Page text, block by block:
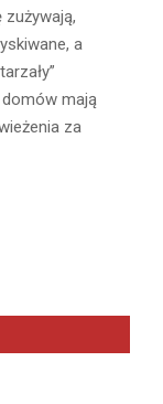
zużywają,
a
domów mają
za